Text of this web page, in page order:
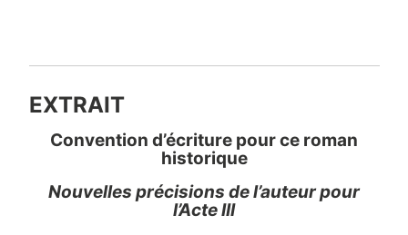
EXTRAIT
Convention d’écriture pour ce roman
historique
Nouvelles précisions de l’auteur pour
l’Acte III